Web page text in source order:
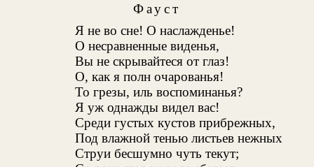
Фауст
Я не во сне! О наслажденье!
О несравненные виденья,
Вы не скрывайтеся от глаз!
О, как я полн очарованья!
То грезы, иль воспоминанья?
Я уж однажды видел вас!
Среди густых кустов прибрежных,
Под влажной тенью листьев нежных
Струи бесшумно чуть текут;